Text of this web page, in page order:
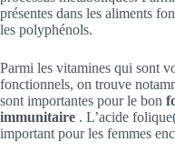
présentes dans les aliments
les polyphénols.
Parmi les vitamines qui sont
fonctionnels, on trouve
sont importantes pour le bon
immunitaire . L’acide folique
important pour les femmes